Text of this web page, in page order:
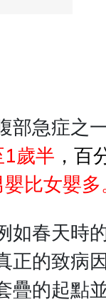
部急症之
歲半 ，百
比女嬰多
如春天時
正的致病
疊的起點